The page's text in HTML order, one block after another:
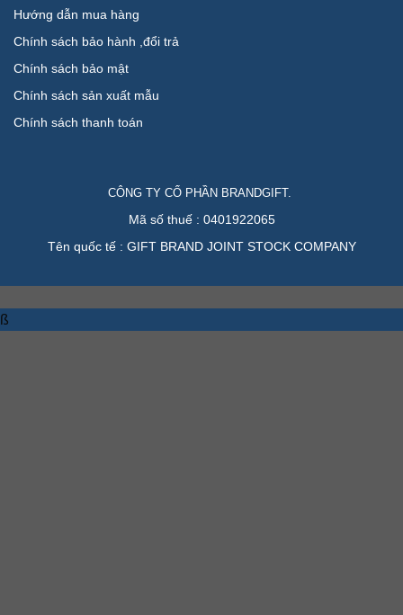
Hướng dẫn mua hàng
Chính sách bảo hành ,đổi trả
Chính sách bảo mật
Chính sách sản xuất mẫu
Chính sách thanh toán
CÔNG TY CỔ PHẦN BRANDGIFT.
Mã số thuế : 0401922065
Tên quốc tế : GIFT BRAND JOINT STOCK COMPANY
ß